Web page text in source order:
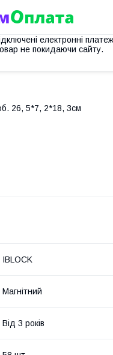
електронні
не покидаючи сайту.
26, 5*7, 2*18, 3см
IBLOCK
Магнітний
Від 3 років